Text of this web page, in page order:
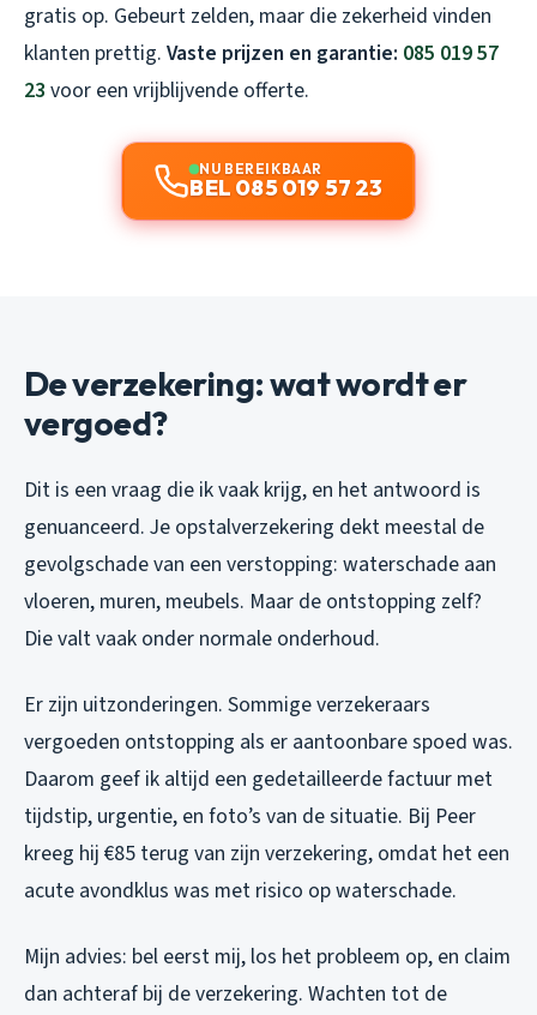
gratis op. Gebeurt zelden, maar die zekerheid vinden
klanten prettig. Vaste prijzen en garantie: 085 019 57
23 voor een vrijblijvende offerte.
NU BEREIKBAAR
BEL 085 019 57 23
De verzekering: wat wordt er
vergoed?
Dit is een vraag die ik vaak krijg, en het antwoord is
genuanceerd. Je opstalverzekering dekt meestal de
gevolgschade van een verstopping: waterschade aan
vloeren, muren, meubels. Maar de ontstopping zelf?
Die valt vaak onder normale onderhoud.
Er zijn uitzonderingen. Sommige verzekeraars
vergoeden ontstopping als er aantoonbare spoed was.
Daarom geef ik altijd een gedetailleerde factuur met
tijdstip, urgentie, en foto’s van de situatie. Bij Peer
kreeg hij €85 terug van zijn verzekering, omdat het een
acute avondklus was met risico op waterschade.
Mijn advies: bel eerst mij, los het probleem op, en claim
dan achteraf bij de verzekering. Wachten tot de